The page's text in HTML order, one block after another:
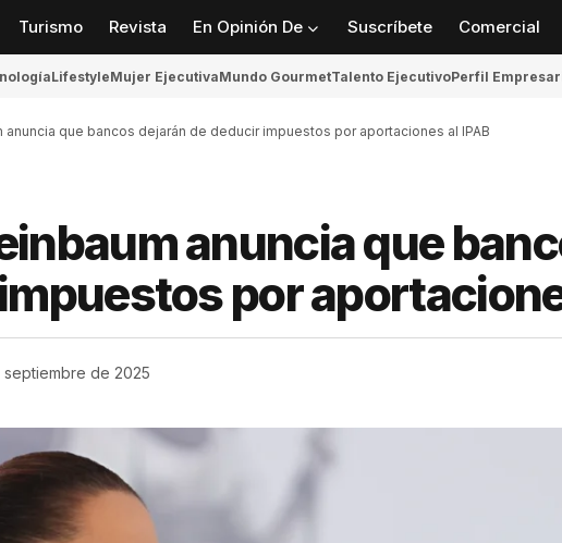
Turismo Revista En Opinión De Suscríbete Comercial
LifestyleMujer EjecutivaMundo GourmetTalento EjecutivoPerfil
anuncia que bancos dejarán de deducir impuestos por aportaciones al IPAB
anuncia que
por
de 2025